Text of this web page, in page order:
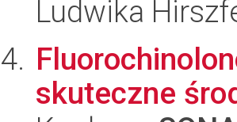
Ludwika
skuteczne